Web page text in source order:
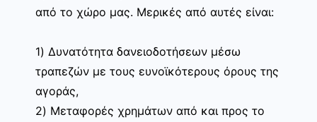
από το χώρο μας. Μερικές από αυτές είναι:
1) Δυνατότητα δανειοδοτήσεων μέσω
τραπεζών με τους ευνοϊκότερους όρους της
αγοράς,
2) Μεταφορές χρημάτων από και προς το